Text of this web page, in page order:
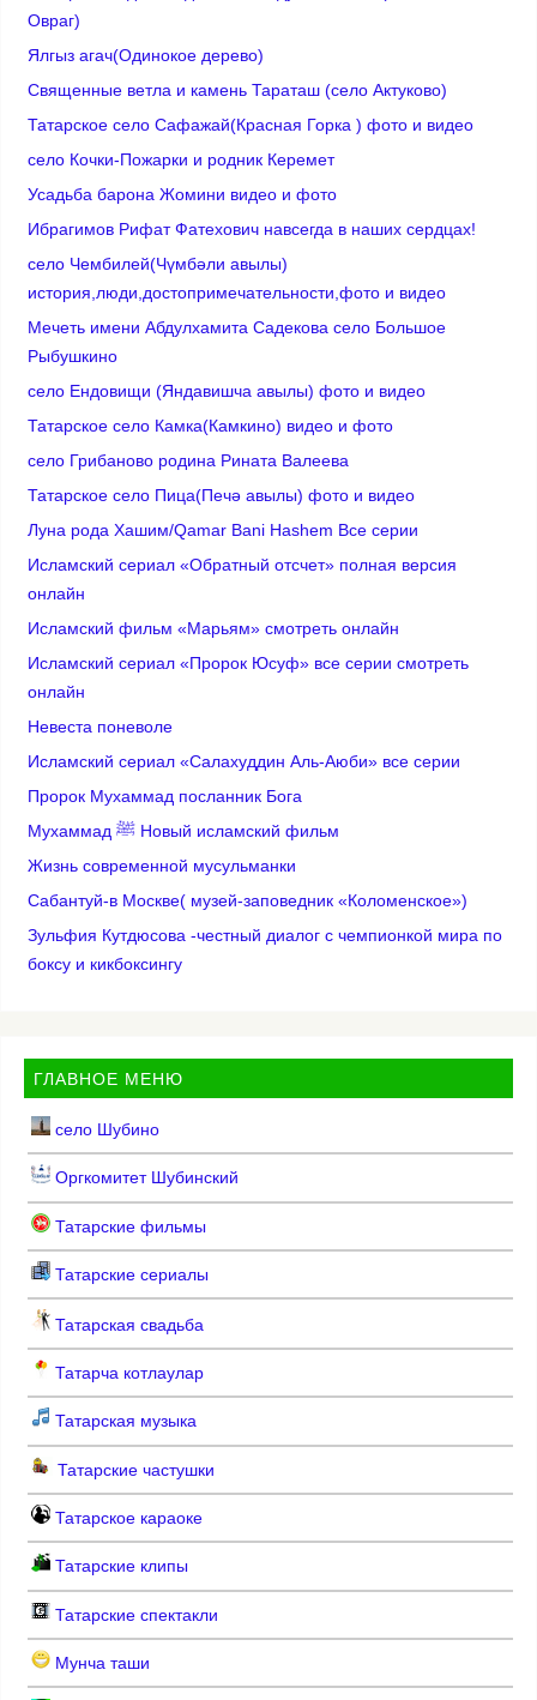
Овраг)
Ялгыз агач(Одинокое дерево)
Cвященные ветла и камень Тараташ (село Актуково)
Татарское село Сафажай(Красная Горка ) фото и видео
село Кочки-Пожарки и родник Керемет
Усадьба барона Жомини видео и фото
Ибрагимов Рифат Фатехович навсегда в наших сердцах!
село Чембилей(Чүмбәли авылы)
история,люди,достопримечательности,фото и видео
Мечеть имени Абдулхамита Садекова село Большое
Рыбушкино
село Ендовищи (Яндавишча авылы) фото и видео
Татарское село Камка(Камкино) видео и фото
село Грибаново родина Рината Валеева
Татарское село Пица(Печә авылы) фото и видео
Луна рода Хашим/Qamar Bani Hashem Все серии
Исламский сериал «Обратный отсчет» полная версия
онлайн
Исламский фильм «Марьям» смотреть онлайн
Исламский сериал «Пророк Юсуф» все серии смотреть
онлайн
Невеста поневоле
Исламский сериал «Салахуддин Аль-Аюби» все серии
Пророк Мухаммад посланник Бога
Мухаммад ﷺ Новый исламский фильм
Жизнь современной мусульманки
Сабантуй-в Москве( музей-заповедник «Коломенское»)
Зульфия Кутдюсова -честный диалог с чемпионкой мира по
боксу и кикбоксингу
ГЛАВНОЕ МЕНЮ
село Шубино
Оргкомитет Шубинский
Татарские фильмы
Татарские сериалы
Татарская свадьба
Татарча котлаулар
Татарская музыка
Татарские частушки
Татарское караоке
Татарские клипы
Татарские спектакли
Мунча таши